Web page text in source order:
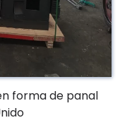
forma de panal